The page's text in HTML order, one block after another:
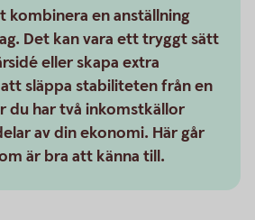
kombinera en anställning
Det kan vara ett tryggt sätt
eller skapa extra
släppa stabiliteten från en
du har två inkomstkällor
av din ekonomi. Här går
är bra att känna till.